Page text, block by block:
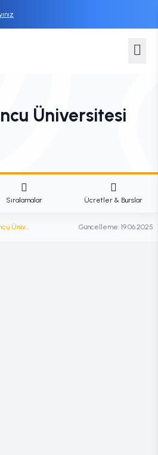
Üniversitesi
Sıralamalar Ücretler & Burslar
Hasan Kalyoncu Üniversitesi Güncelleme: 19.06.2025